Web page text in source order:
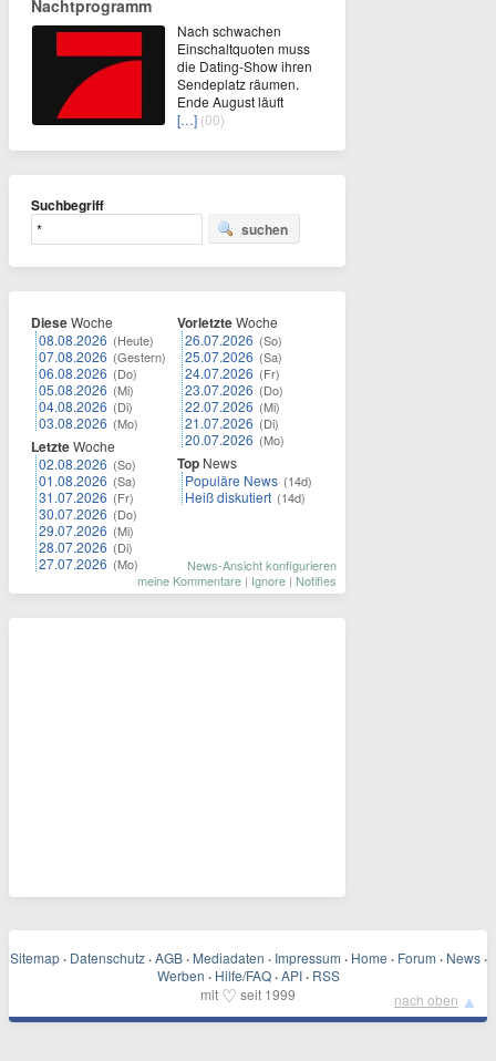
Nachtprogramm
Nach schwachen
Einschaltquoten muss
die Dating-Show ihren
Sendeplatz räumen.
Ende August läuft
[…] (00)
Suchbegriff
suchen
DieseWoche
08.08.2026 (Heute)
07.08.2026 (Gestern)
06.08.2026 (Do)
05.08.2026 (Mi)
04.08.2026 (Di)
03.08.2026 (Mo)
LetzteWoche
02.08.2026 (So)
01.08.2026 (Sa)
31.07.2026 (Fr)
30.07.2026 (Do)
29.07.2026 (Mi)
28.07.2026 (Di)
27.07.2026 (Mo)
VorletzteWoche
26.07.2026 (So)
25.07.2026 (Sa)
24.07.2026 (Fr)
23.07.2026 (Do)
22.07.2026 (Mi)
21.07.2026 (Di)
20.07.2026 (Mo)
Top News
Populäre News (14d)
Heiß diskutiert (14d)
News-Ansicht konfigurieren
meine Kommentare | Ignore | Notifies
Sitemap · Datenschutz · AGB · Mediadaten · Impressum · Home · Forum · News ·
Werben · Hilfe/FAQ · API · RSS
mit ♡ seit 1999 nach oben ▲